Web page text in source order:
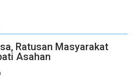
Ratusan Masyarakat
Asahan